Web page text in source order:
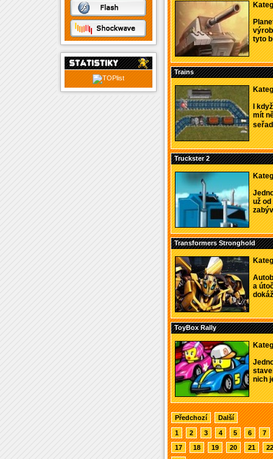
tyto
Trains
I
mít
Truckster 2
už
Transformers Stronghold
a
ToyBox Rally
nich
Předchozí Další
1 2 3 4 5 6
7
17
18 19 20 21
22